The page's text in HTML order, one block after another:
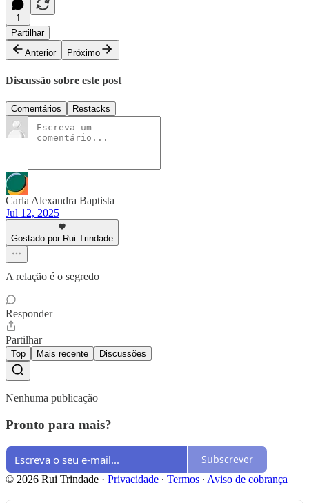
1
Partilhar
Anterior
Próximo
Discussão sobre este post
Comentários Restacks
Carla Alexandra Baptista
Jul 12, 2025
Gostado por Rui Trindade
A relação é o segredo
Responder
Partilhar
Top Mais recente Discussões
Nenhuma publicação
Pronto para mais?
Subscrever
© 2026 Rui Trindade · Privacidade ∙ Termos ∙ Aviso de cobrança